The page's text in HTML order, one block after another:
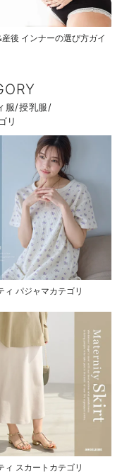
後 インナーの選び方ガイ
服/授乳服/
リ
ィ パジャマカテゴリ
ィ スカートカテゴリ